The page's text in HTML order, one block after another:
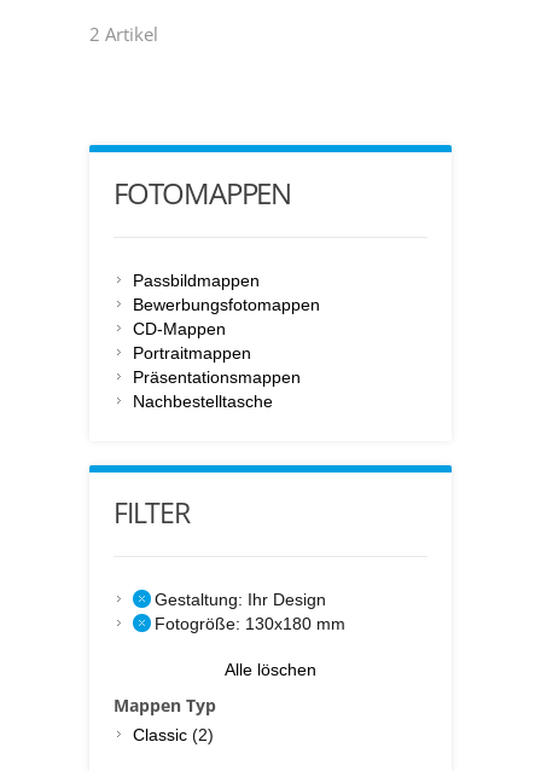
2 Artikel
FOTOMAPPEN
Passbildmappen
Bewerbungsfotomappen
CD-Mappen
Portraitmappen
Präsentationsmappen
Nachbestelltasche
FILTER
Gestaltung: Ihr Design
Fotogröße: 130x180 mm
Alle löschen
Mappen Typ
Classic (2)